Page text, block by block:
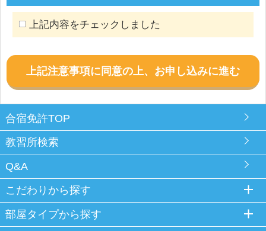
上記内容をチェックしました
上記注意事項に同意の上、お申し込みに進む
合宿免許TOP
教習所検索
Q&A
こだわりから探す
部屋タイプから探す